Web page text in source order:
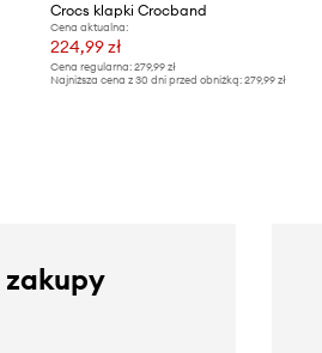
Crocs klapki Crocband
Cena aktualna:
224,99 zł
Cena regularna: 279,99 zł
Najniższa cena z 30 dni przed obniżką: 279,99 zł